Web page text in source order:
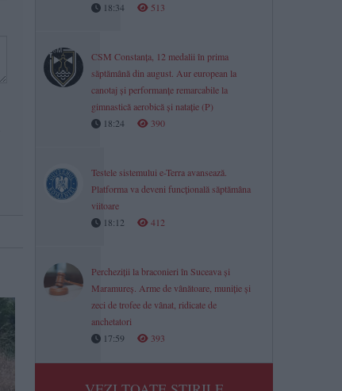
18:34
513
CSM Constanța, 12 medalii în prima
săptămână din august. Aur european la
canotaj și performanțe remarcabile la
gimnastică aerobică și natație (P)
18:24
390
Testele sistemului e-Terra avansează.
Platforma va deveni funcțională săptămâna
viitoare
18:12
412
Percheziții la braconieri în Suceava și
Maramureș. Arme de vânătoare, muniție și
zeci de trofee de vânat, ridicate de
anchetatori
17:59
393